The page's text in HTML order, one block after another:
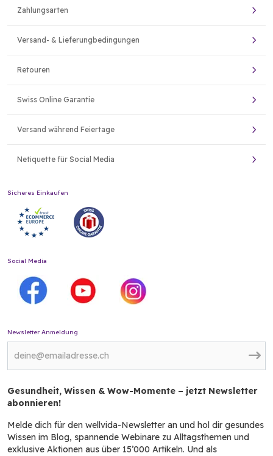
Zahlungsarten
Versand- & Lieferungbedingungen
Retouren
Swiss Online Garantie
Versand während Feiertage
Netiquette für Social Media
Sicheres Einkaufen
Social Media
Newsletter Anmeldung
Gesundheit, Wissen & Wow-Momente – jetzt Newsletter
abonnieren!
Melde dich für den wellvida-Newsletter an und hol dir gesundes
Wissen im Blog, spannende Webinare zu Alltagsthemen und
exklusive Aktionen aus über 15’000 Artikeln. Und als